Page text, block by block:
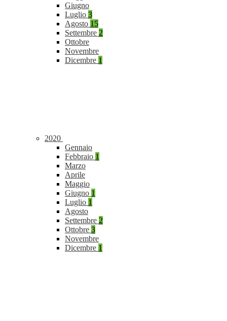
Giugno
Luglio 3
Agosto 15
Settembre 2
Ottobre
Novembre
Dicembre 1
2020
Gennaio
Febbraio 1
Marzo
Aprile
Maggio
Giugno 1
Luglio 1
Agosto
Settembre 2
Ottobre 3
Novembre
Dicembre 1